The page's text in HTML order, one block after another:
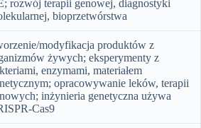
rozwój terapii genowej, diagnostyki
bioprzetwórstwa
modyfikacja produktów z
żywych; eksperymenty z
enzymami, materiałem
opracowywanie leków, terapii
inżynieria genetyczna używa
Cas9